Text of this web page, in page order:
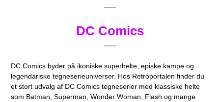
DC Comics
DC Comics byder på ikoniske superhelte, episke kampe og
legendariske tegneserieuniverser. Hos Retroportalen finder du
et stort udvalg af DC Comics tegneserier med klassiske helte
som Batman, Superman, Wonder Woman, Flash og mange